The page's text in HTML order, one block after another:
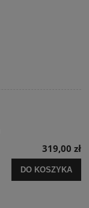
319,00 zł
DO KOSZYKA